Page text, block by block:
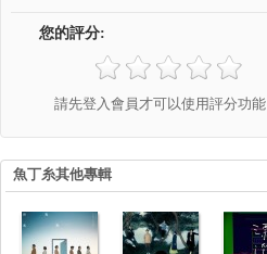
您的評分:
請先登入會員才可以使用評分功能
魚丁糸其他專輯